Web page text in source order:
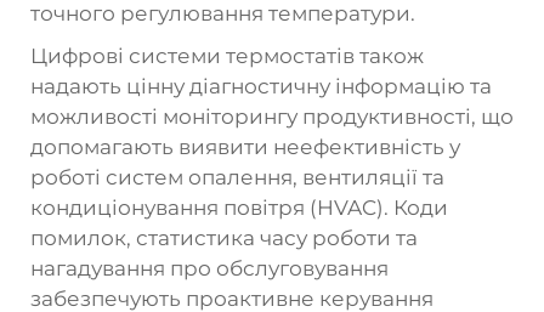
точного регулювання температури.
Цифрові системи термостатів також
надають цінну діагностичну інформацію та
можливості моніторингу продуктивності, що
допомагають виявити неефективність у
роботі систем опалення, вентиляції та
кондиціонування повітря (HVAC). Коди
помилок, статистика часу роботи та
нагадування про обслуговування
забезпечують проактивне керування